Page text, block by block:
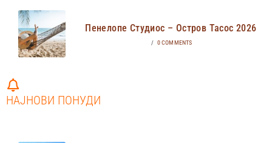
Пенелопе Студиос – Остров Тасос 2026
/ 0 COMMENTS
НАЈНОВИ ПОНУДИ